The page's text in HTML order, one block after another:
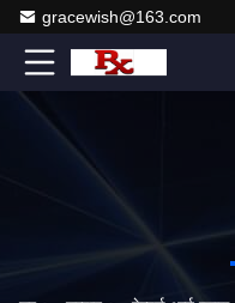
gracewish@163.com